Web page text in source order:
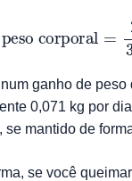
ganho de peso
0,071 kg por
se mantido de
se você